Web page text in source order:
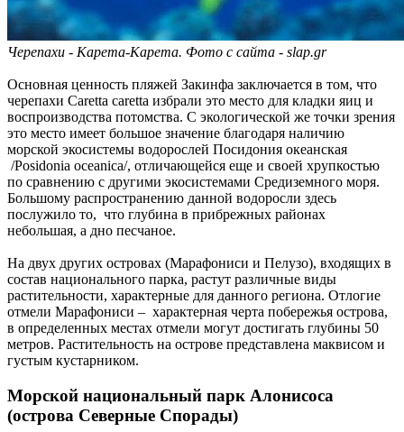
Черепахи - Карета-Карета. Фото с сайта - slap.gr
Основная ценность пляжей Закинфа заключается в том, что
черепахи Caretta caretta избрали это место для кладки яиц и
воспроизводства потомства. С экологической же точки зрения
это место имеет большое значение благодаря наличию
морской экосистемы водорослей Посидония океанская
/Posidonia oceanica/, отличающейся еще и своей хрупкостью
по сравнению с другими экосистемами Средиземного моря.
Большому распространению данной водоросли здесь
послужило то, что глубина в прибрежных районах
небольшая, а дно песчаное.
На двух других островах (Марафониси и Пелузо), входящих в
состав национального парка, растут различные виды
растительности, характерные для данного региона. Отлогие
отмели Марафониси – характерная черта побережья острова,
в определенных местах отмели могут достигать глубины 50
метров. Растительность на острове представлена маквисом и
густым кустарником.
Морской национальный парк Алонисоса
(острова Северные Спорады)